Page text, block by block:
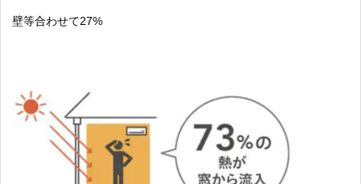
壁等合わせて27%